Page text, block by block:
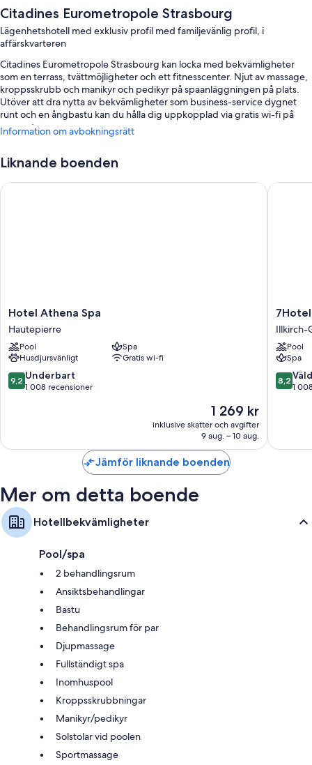
Citadines Eurometropole Strasbourg
Lägenhetshotell med exklusiv profil med familjevänlig profil, i
affärskvarteren
Citadines Eurometropole Strasbourg kan locka med bekvämligheter
som en terrass, tvättmöjligheter och ett fitnesscenter. Njut av massage,
kroppsskrubb och manikyr och pedikyr på spaanläggningen på plats.
Utöver att dra nytta av bekvämligheter som business-service dygnet
runt och en ångbastu kan du hålla dig uppkopplad via gratis wi-fi på
rummet.
En inomhuspool samt solstolar
Strasbourg har detaljer som laptopanpassade värdeförvaringsskåp och
arbetsyta för laptop, samt extra bekvämligheter såsom gratis wi-fi och
luftkonditionering.
Du kan även hitta följande bekvämligheter i alla rum:
Barnstolar, barnpassning och gratis spjälsängar
Badrum med badkar eller duschar och gratis toalettartiklar
Garderober, kök och stora kylar/frysar
Information om avbokningsrätt
Liknande boenden
Hotel
Athena
Spa
Hautepierre
Hotel Athena Spa
Hautepierre
Pool
Spa
Husdjursvänligt
Gratis wi-fi
9.2
av
9,2 Underbart
1 008 recensioner
Priset
är
1 269 kr
1 269 kr
inklusive skatter och avgifter
9 aug. – 10 aug.
Hotel Athena Spa
Illkirch-
Illkirch-
Pool
Spa
8.2
av
8,2
1
Jämför liknande boenden
Mer om detta boende
Hotellbekvämligheter
Pool/spa
2 behandlingsrum
Ansiktsbehandlingar
Bastu
Behandlingsrum för par
Djupmassage
Fullständigt spa
Inomhuspool
Kroppsskrubbningar
Manikyr/pedikyr
Solstolar vid poolen
Sportmassage